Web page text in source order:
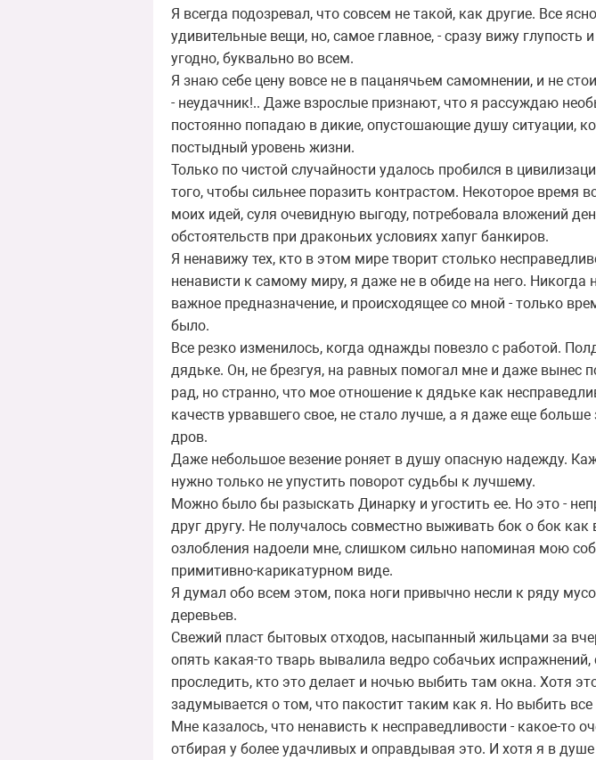
Я всегда подозревал, что совсем не такой, как другие. Все
удивительные вещи, но, самое главное, - сразу вижу глупость
угодно, буквально во всем.
Я знаю себе цену вовсе не в пацанячьем самомнении, и не
- неудачник!.. Даже взрослые признают, что я рассуждаю
постоянно попадаю в дикие, опустошающие душу ситуации,
постыдный уровень жизни.
Только по чистой случайности удалось пробился в
того, чтобы сильнее поразить контрастом. Некоторое время
моих идей, суля очевидную выгоду, потребовала вложений
обстоятельств при драконьих условиях хапуг банкиров.
Я ненавижу тех, кто в этом мире творит столько
ненависти к самому миру, я даже не в обиде на него.
важное предназначение, и происходящее со мной - только
было.
Все резко изменилось, когда однажды повезло с работой.
дядьке. Он, не брезгуя, на равных помогал мне и даже вынес
рад, но странно, что мое отношение к дядьке как
качеств урвавшего свое, не стало лучше, а я даже еще
дров.
Даже небольшое везение роняет в душу опасную надежду.
нужно только не упустить поворот судьбы к лучшему.
Можно было бы разыскать Динарку и угостить ее. Но это -
друг другу. Не получалось совместно выживать бок о бок
озлобления надоели мне, слишком сильно напоминая мою
примитивно-карикатурном виде.
Я думал обо всем этом, пока ноги привычно несли к ряду
деревьев.
Свежий пласт бытовых отходов, насыпанный жильцами за
опять какая-то тварь вывалила ведро собачьих
проследить, кто это делает и ночью выбить там окна. Хотя
задумывается о том, что пакостит таким как я. Но выбить все
Мне казалось, что ненависть к несправедливости - какое-то
отбирая у более удачливых и оправдывая это. И хотя я в